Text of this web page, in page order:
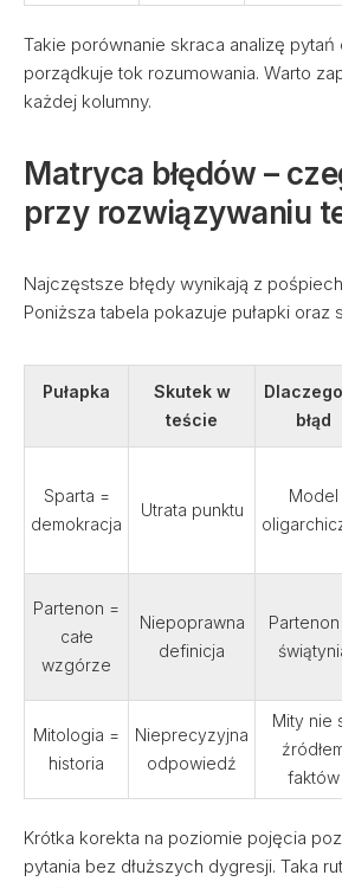
Takie porównanie skraca analizę
porządkuje tok rozumowania. Warto
każdej kolumny.
Matryca błędów –
przy rozwiązywaniu
Najczęstsze błędy wynikają z
Poniższa tabela pokazuje pułapki oraz
Pułapka
Skutek w
teście
błąd
Sparta =
demokracja
Utrata punktu
Model
Partenon =
całe
wzgórze
Niepoprawna
definicja
Mitologia =
historia
Nieprecyzyjna
odpowiedź
Mity nie
faktów
Krótka korekta na poziomie pojęcia
pytania bez dłuższych dygresji. Taka